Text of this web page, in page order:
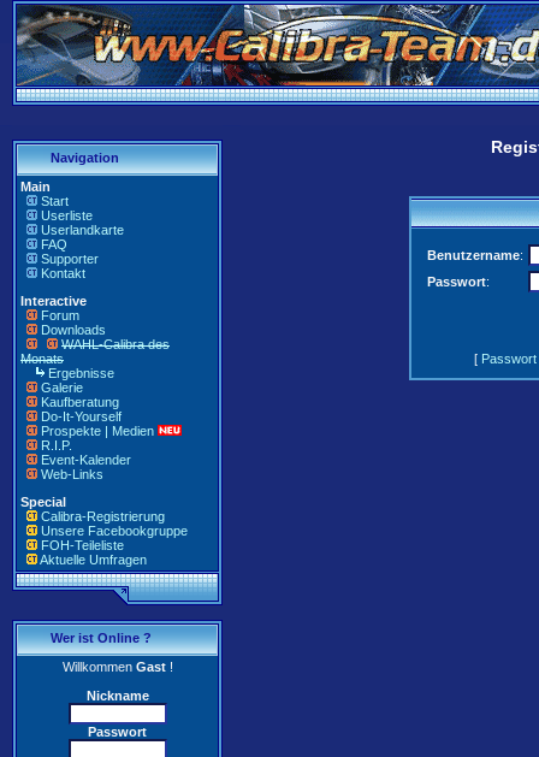
Navigation
Main
Start
Userliste
Userlandkarte
FAQ
Supporter
Kontakt
Interactive
Forum
Downloads
WAHL-Calibra des
Monats
Ergebnisse
Galerie
Kaufberatung
Do-It-Yourself
Prospekte | Medien
R.I.P.
Event-Kalender
Web-Links
Special
Calibra-Registrierung
Unsere Facebookgruppe
FOH-Teileliste
Aktuelle Umfragen
Wer ist Online ?
WillkommenGast!
Nickname
Passwort
Benutzername:
Passwort:
[